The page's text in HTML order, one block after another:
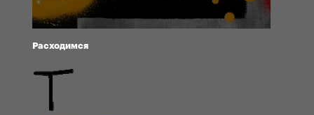
Расходимся